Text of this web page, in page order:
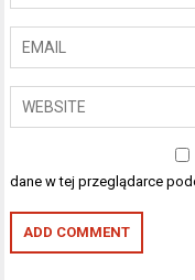
dane w tej przeglądarce